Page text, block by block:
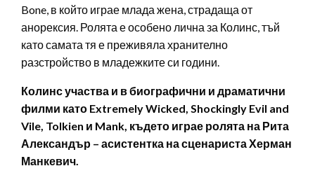
Bone, в който играе млада жена, страдаща от
анорексия. Ролята е особено лична за Колинс, тъй
като самата тя е преживяла хранително
разстройство в младежките си години.
Колинс участва и в биографични и драматични
филми като Extremely Wicked, Shockingly Evil and
Vile, Tolkien и Mank, където играе ролята на Рита
Александър – асистентка на сценариста Херман
Манкевич.